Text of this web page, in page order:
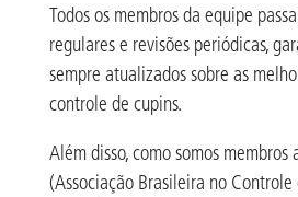
Todos os membros da equipe
regulares e revisões periódicas,
sempre atualizados sobre as
controle de cupins.
Além disso, como somos membros
(Associação Brasileira no Controle